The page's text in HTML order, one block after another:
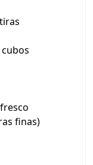
finas)